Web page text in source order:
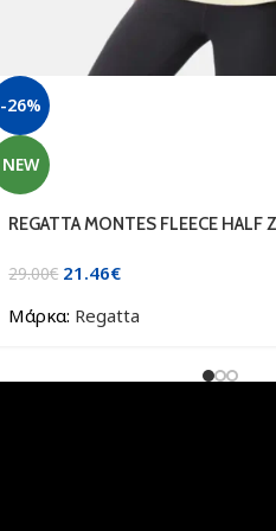
-26%
NEW
REGATTA MONTES FLEECE
29.00€ 21.46€
Μάρκα: Regatta